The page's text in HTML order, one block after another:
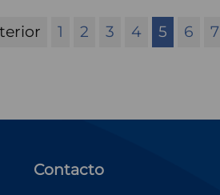
Page
1 Page
2 Page
3 Page
4
Página
actual
5 Page
6 7
Contacto